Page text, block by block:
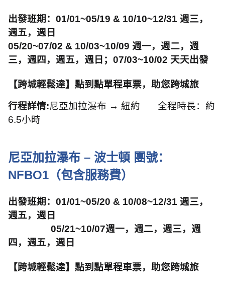
出發班期： 01/01~05/19 & 10/10~12/31 週三，
週五，週日
05/20~07/02 & 10/03~10/09 週一，週二，週
三，週四，週五，週日； 07/03~10/02 天天出發
【跨城輕鬆達】點到點單程車票，助您跨城旅
行程詳情:尼亞加拉瀑布 → 紐約
全程時長：約
6.5小時
尼亞加拉瀑布 – 波士頓 團號：
NFBO1 （包含服務費）
出發班期： 01/01~05/20 & 10/08~12/31 週三，
週五，週日
05/21~10/07週一，週二，週三，週
四，週五，週日
【跨城輕鬆達】點到點單程車票，助您跨城旅